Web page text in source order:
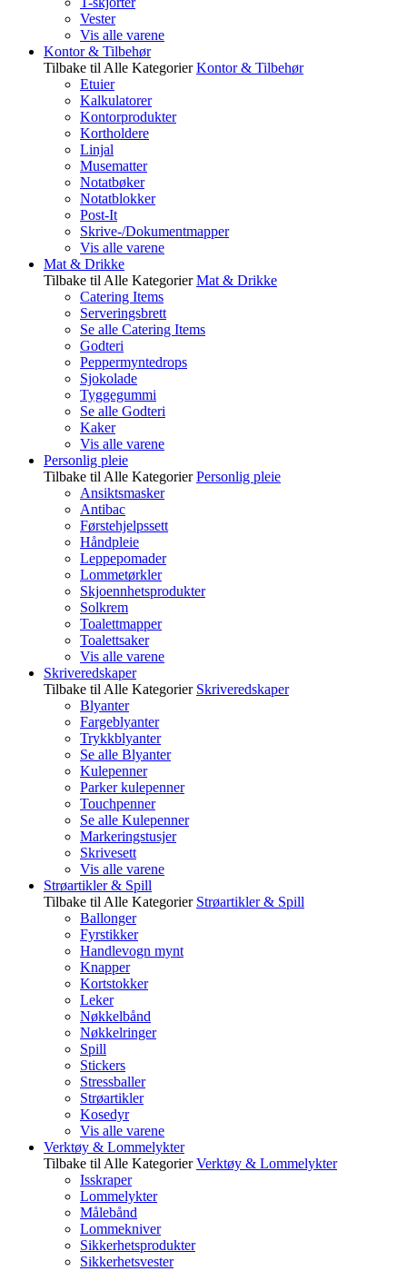
Vester
Vis alle varene
Kontor & Tilbehør
Tilbake til Alle Kategorier Kontor & Tilbehør
Etuier
Kalkulatorer
Kontorprodukter
Kortholdere
Linjal
Musematter
Notatbøker
Notatblokker
Post-It
Skrive-/Dokumentmapper
Vis alle varene
Mat & Drikke
Tilbake til Alle Kategorier Mat & Drikke
Catering Items
Serveringsbrett
Se alle Catering Items
Godteri
Peppermyntedrops
Sjokolade
Tyggegummi
Se alle Godteri
Kaker
Vis alle varene
Personlig pleie
Tilbake til Alle Kategorier Personlig pleie
Ansiktsmasker
Antibac
Førstehjelpssett
Håndpleie
Leppepomader
Lommetørkler
Skjoennhetsprodukter
Solkrem
Toalettmapper
Toalettsaker
Vis alle varene
Skriveredskaper
Tilbake til Alle Kategorier Skriveredskaper
Blyanter
Fargeblyanter
Trykkblyanter
Se alle Blyanter
Kulepenner
Parker kulepenner
Touchpenner
Se alle Kulepenner
Markeringstusjer
Skrivesett
Vis alle varene
Strøartikler & Spill
Tilbake til Alle Kategorier Strøartikler & Spill
Ballonger
Fyrstikker
Handlevogn mynt
Knapper
Kortstokker
Leker
Nøkkelbånd
Nøkkelringer
Spill
Stickers
Stressballer
Strøartikler
Kosedyr
Vis alle varene
Verktøy & Lommelykter
Tilbake til Alle Kategorier Verktøy & Lommelykter
Isskraper
Lommelykter
Målebånd
Lommekniver
Sikkerhetsprodukter
Sikkerhetsvester